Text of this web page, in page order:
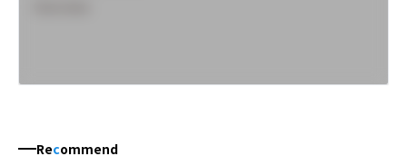
Recommend